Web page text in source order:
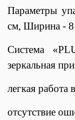
Параметры
см, Ширина -
Система
зеркальная
легкая работа
отсутствие